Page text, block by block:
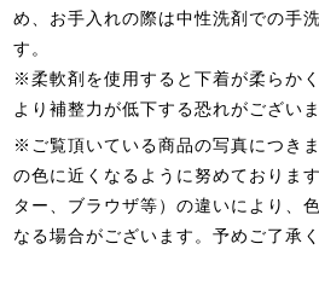
め、お手入れの際は中性洗剤での手
す。
※柔軟剤を使用すると下着が柔らか
より補整力が低下する恐れがございま
※ご覧頂いている商品の写真につき
の色に近くなるように努めておりま
ター、ブラウザ等）の違いにより、
なる場合がございます。予めご了承く